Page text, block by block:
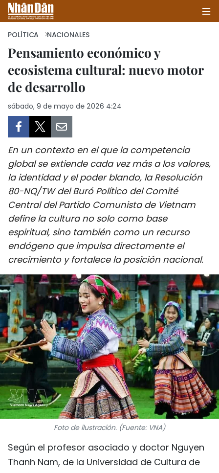
INICIO
POLÍTICA
SALUD - MEDIO AMBIENTE
CULTURA - ENTRETENIMIENTO
INTERNACIONAL
DEPORTES
VIAJES
PUENTE DE AMISTAD
HISTORIAS MULTIMEDIA
FOTOGRAFÍA
¿QUIÉNES SOMOS?
TIẾNG VIỆT
ENGLISH
中文
FRANÇAIS
POLÍTICA NACIONALES
Pensamiento económico y
ecosistema cultural: nuevo motor
de desarrollo
sábado, 9 de mayo de 2026 4:24
En un contexto en el que la competencia
global se extiende cada vez más a los valores,
la identidad y el poder blando, la Resolución
80-NQ/TW del Buró Político del Comité
Central del Partido Comunista de Vietnam
define la cultura no solo como base
espiritual, sino también como un recurso
endógeno que impulsa directamente el
crecimiento y fortalece la posición nacional.
Foto de ilustración. (Fuente: VNA)
Según el profesor asociado y doctor Nguyen
Thanh Nam, de la Universidad de Cultura de